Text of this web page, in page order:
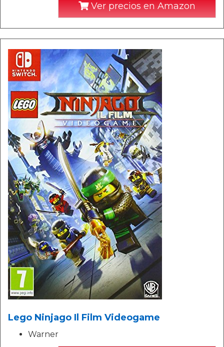
Ver precios en Amazon
Lego Ninjago Il Film Videogame
Warner